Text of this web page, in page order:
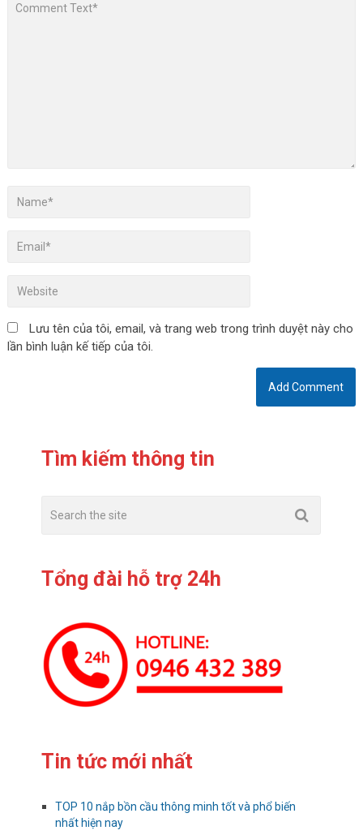
Lưu tên của tôi, email, và trang web trong trình duyệt này cho
lần bình luận kế tiếp của tôi.
Tìm kiếm thông tin
Tổng đài hỗ trợ 24h
Tin tức mới nhất
TOP 10 nắp bồn cầu thông minh tốt và phổ biến
nhất hiện nay